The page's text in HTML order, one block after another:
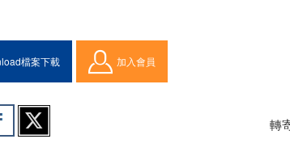
檔案下載 加入會員
轉